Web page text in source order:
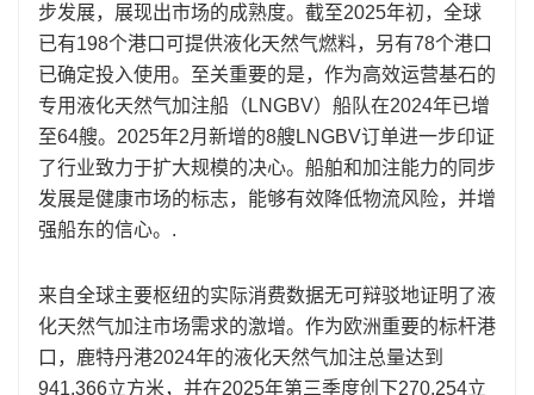
步发展，展现出市场的成熟度。截至2025年初，全球
已有198个港口可提供液化天然气燃料，另有78个港口
已确定投入使用。至关重要的是，作为高效运营基石的
专用液化天然气加注船（LNGBV）船队在2024年已增
至64艘。2025年2月新增的8艘LNGBV订单进一步印证
了行业致力于扩大规模的决心。船舶和加注能力的同步
发展是健康市场的标志，能够有效降低物流风险，并增
强船东的信心。.
来自全球主要枢纽的实际消费数据无可辩驳地证明了液
化天然气加注市场需求的激增。作为欧洲重要的标杆港
口，鹿特丹港2024年的液化天然气加注总量达到
941,366立方米，并在2025年第三季度创下270,254立